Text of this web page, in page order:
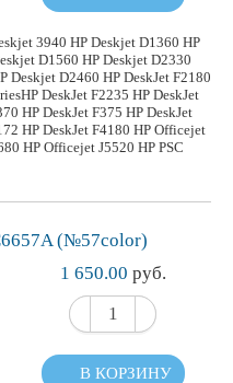
3940 HP Deskjet D1360 HP
D1560 HP Deskjet D2330
Deskjet D2460 HP DeskJet F2180
DeskJet F2235 HP DeskJet
HP DeskJet F375 HP DeskJet
HP DeskJet F4180 HP Officejet
HP Officejet J5520 HP PSC
(№57color)
1 650.00 руб.
В КОРЗИНУ